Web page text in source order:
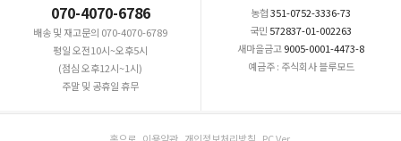
070-4070-6786
배송 및 재고문의 070-4070-6789
평일 오전10시~오후5시
(점심 오후12시~1시)
주말 및 공휴일 휴무
농협351-0752-3336-73
국민 572837-01-002263
새마을금고9005-0001-4473-8
예금주 : 주식회사 블루모드
홈으로 이용약관 개인정보처리방침 PC Ver.